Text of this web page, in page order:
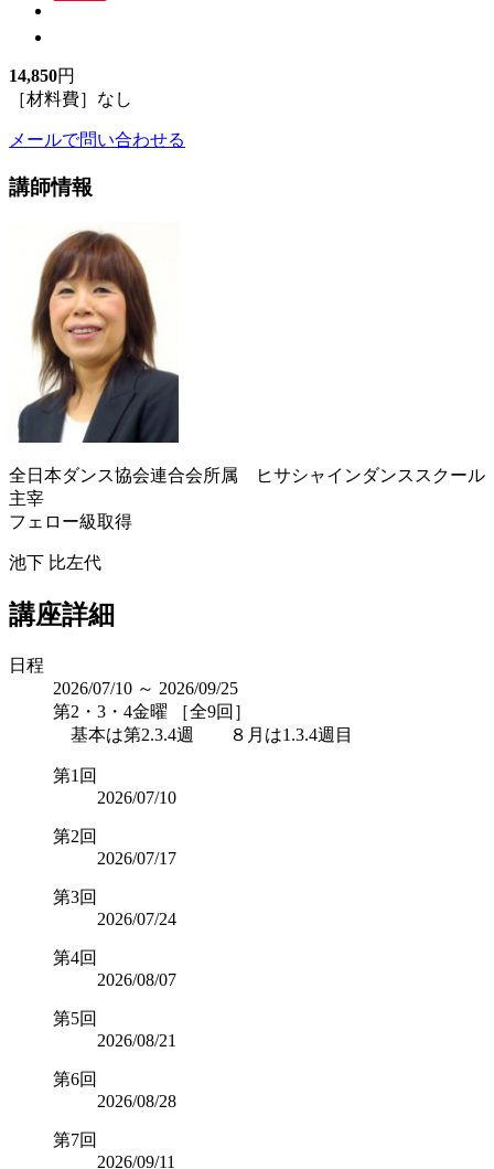
14,850円
［材料費］なし
メールで問い合わせる
講師情報
全日本ダンス協会連合会所属 ヒサシャインダンススクール
主宰
フェロー級取得
池下 比左代
講座詳細
日程
2026/07/10 ～ 2026/09/25
第2・3・4金曜 ［全9回］
基本は第2.3.4週 ８月は1.3.4週目
第1回
2026/07/10
第2回
2026/07/17
第3回
2026/07/24
第4回
2026/08/07
第5回
2026/08/21
第6回
2026/08/28
第7回
2026/09/11